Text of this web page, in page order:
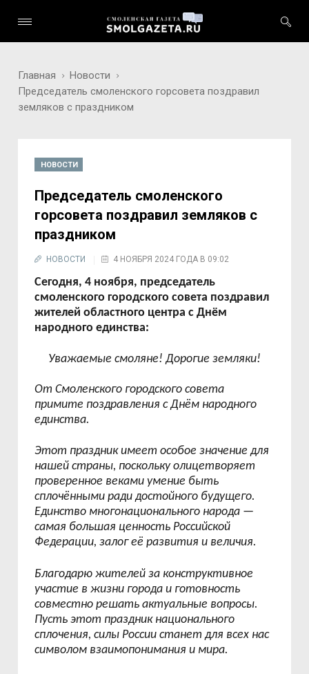
Главная
Новости
Председатель смоленского горсовета поздравил
земляков с праздником
НОВОСТИ
Председатель смоленского
горсовета поздравил земляков с
праздником
НОВОСТИ 4 НОЯБРЯ 2024 ГОДА В 09:02
Сегодня, 4 ноября, председатель
смоленского городского совета поздравил
жителей областного центра с Днём
народного единства:
Уважаемые смоляне! Дорогие земляки!
От Смоленского городскогосовета
примите поздравления с Днём народного
единства.
Этот праздник имеет особое значение для
нашей страны, поскольку олицетворяет
проверенное веками умение быть
сплочёнными ради достойного будущего.
Единство многонационального народа —
самая большая ценность Российской
Федерации, залог её развития и величия.
Благодарю жителей за конструктивное
участие в жизни города и готовность
совместно решать актуальные вопросы.
Пусть этот праздник национального
сплочения, силы России станет для всех нас
символом взаимопонимания и мира.